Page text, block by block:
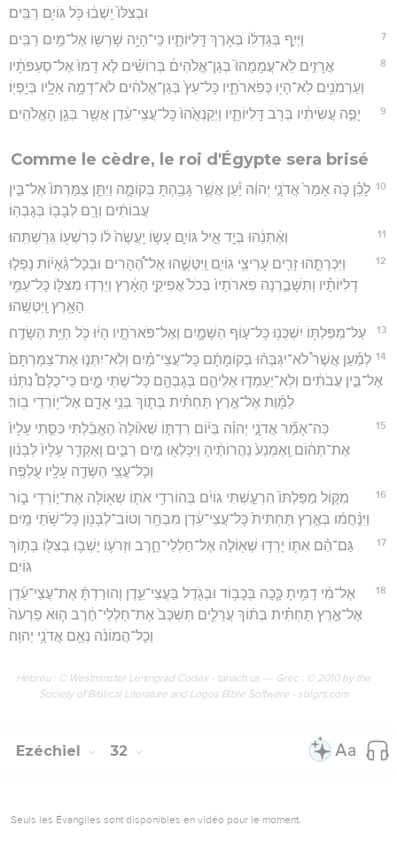
וּבְצִלּוֹ֙ יֵֽשְׁב֔וּ כֹּ֖ל גּוֹיִ֥ם רַבִּֽים׃
7 וַיְּיִ֣ף בְּגָדְל֔וֹ בְּאֹ֖רֶךְ דָּֽלִיּוֹתָ֑יו כִּֽי־הָיָ֥ה שָׁרְשׁ֖וֹ אֶל־מַ֥יִם רַבִּֽים׃
8
אֲרָזִ֣ים לֹֽא־עֲמָמֻהוּ֮ בְּגַן־אֱלֹהִים֒ בְּרוֹשִׁ֗ים לֹ֤א דָמוּ֙ אֶל־סְעַפֹּתָ֔יו
וְעַרְמֹנִ֥ים לֹֽא־הָי֖וּ כְּפֹֽארֹתָ֑יו כָּל־עֵץ֙ בְּגַן־אֱלֹהִ֔ים לֹא־דָמָ֥ה אֵלָ֖יו בְּיָפְיֽוֹ׃
9 יָפֶ֣ה עֲשִׂיתִ֔יו בְּרֹ֖ב דָּֽלִיּוֹתָ֑יו וַיְקַנְאֻ֙הוּ֙ כָּל־עֲצֵי־עֵ֔דֶן אֲשֶׁ֖ר בְּגַ֥ן הָאֱלֹהִֽים׃
Comme le cèdre, le roi d'Égypte sera brisé
10 לָכֵ֗ן כֹּ֤ה אָמַר֙ אֲדֹנָ֣י יְהוִ֔ה יַ֕עַן אֲשֶׁ֥ר גָּבַ֖הְתָּ בְּקוֹמָ֑ה וַיִּתֵּ֤ן צַמַּרְתּוֹ֙ אֶל־בֵּ֣ין
עֲבוֹתִ֔ים וְרָ֥ם לְבָב֖וֹ בְּגָבְהֽוֹ׃
11 וְאֶ֨תְּנֵ֔הוּ בְּיַ֖ד אֵ֣יל גּוֹיִ֑ם עָשׂ֤וֹ יַֽעֲשֶׂה֙ ל֔וֹ כְּרִשְׁע֖וֹ גֵּרַשְׁתִּֽהוּ׃
12
וַיִּכְרְתֻ֧הוּ זָרִ֛ים עָרִיצֵ֥י גוֹיִ֖ם וַֽיִּטְּשֻׁ֑הוּ אֶל־הֶ֠הָרִים וּבְכָל־גֵּ֨אָי֜וֹת נָפְל֣וּ
דָלִיּוֹתָ֗יו וַתִּשָּׁבַ֤רְנָה פֹֽארֹתָיו֙ בְּכֹל֙ אֲפִיקֵ֣י הָאָ֔רֶץ וַיֵּרְד֧וּ מִצִּלּ֛וֹ כָּל־עַמֵּ֥י
הָאָ֖רֶץ וַֽיִּטְּשֻֽׁהוּ׃
13 עַל־מַפַּלְתּ֥וֹ יִשְׁכְּנ֖וּ כָּל־ע֣וֹף הַשָּׁמָ֑יִם וְאֶל־פֹּארֹתָ֣יו הָי֔וּ כֹּ֖ל חַיַּ֥ת הַשָּׂדֶֽה׃
14 לְמַ֡עַן אֲשֶׁר֩ לֹא־יִגְבְּה֨וּ בְקוֹמָתָ֜ם כָּל־עֲצֵי־מַ֗יִם וְלֹֽא־יִתְּנ֤וּ אֶת־צַמַּרְתָּם֙
אֶל־בֵּ֣ין עֲבֹתִ֔ים וְלֹֽא־יַעַמְד֧וּ אֵלֵיהֶ֛ם בְּגָבְהָ֖ם כָּל־שֹׁ֣תֵי מָ֑יִם כִּֽי־כֻלָּם֩ נִתְּנ֨וּ
לַמָּ֜וֶת אֶל־אֶ֣רֶץ תַּחְתִּ֗ית בְּת֛וֹךְ בְּנֵ֥י אָדָ֖ם אֶל־י֥וֹרְדֵי בֽוֹר׃
15
כֹּֽה־אָמַ֞ר אֲדֹנָ֣י יְהוִ֗ה בְּי֨וֹם רִדְתּ֤וֹ שְׁא֙וֹלָה֙ הֶאֱבַ֜לְתִּי כִּסֵּ֤תִי עָלָיו֙
אֶת־תְּה֔וֹם וָֽאֶמְנַע֙ נַהֲרוֹתֶ֔יהָ וַיִּכָּלְא֖וּ מַ֣יִם רַבִּ֑ים וָאַקְדִּ֤ר עָלָיו֙ לְבָנ֔וֹן
וְכָל־עֲצֵ֥י הַשָּׂדֶ֖ה עָלָ֥יו עֻלְפֶּֽה׃
16
מִקּ֤וֹל מַפַּלְתּוֹ֙ הִרְעַ֣שְׁתִּי גוֹיִ֔ם בְּהוֹרִדִ֥י אֹת֛וֹ שְׁא֖וֹלָה אֶת־י֣וֹרְדֵי ב֑וֹר
וַיִּנָּ֨חֲמ֜וּ בְּאֶ֤רֶץ תַּחְתִּית֙ כָּל־עֲצֵי־עֵ֔דֶן מִבְחַ֥ר וְטוֹב־לְבָנ֖וֹן כָּל־שֹׁ֥תֵי מָֽיִם׃
17
גַּם־הֵ֗ם אִתּ֛וֹ יָרְד֥וּ שְׁא֖וֹלָה אֶל־חַלְלֵי־חָ֑רֶב וּזְרֹע֛וֹ יָשְׁב֥וּ בְצִלּ֖וֹ בְּת֥וֹךְ
גּוֹיִֽם׃
18
אֶל־מִ֨י דָמִ֥יתָ כָּ֛כָה בְּכָב֥וֹד וּבְגֹ֖דֶל בַּעֲצֵי־עֵ֑דֶן וְהוּרַדְתָּ֨ אֶת־עֲצֵי־עֵ֜דֶן
אֶל־אֶ֣רֶץ תַּחְתִּ֗ית בְּת֨וֹךְ עֲרֵלִ֤ים תִּשְׁכַּב֙ אֶת־חַלְלֵי־חֶ֔רֶב ה֤וּא פַרְעֹה֙
וְכָל־הֲמוֹנֹ֔ה נְאֻ֖ם אֲדֹנָ֥י יְהוִֽה׃
Hébreu : © Westminster Leningrad Codex - tanach.us --- Grec : © 2010 by the
Society of Biblical Literature and Logos Bible Software - sblgnt.com
Ezéchiel 32
Seuls les Évangiles sont disponibles en vidéo pour le moment.